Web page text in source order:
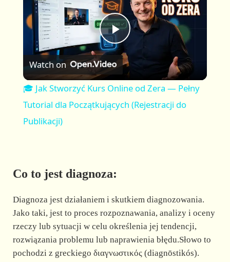
y
m
u
t
e
l
l
s
c
r
e
P
l
a
i
d
Watch on
🎓 Jak Stworzyć Kurs Online od Zera — Pełny
Tutorial dla Początkujących (Rejestracji do
Publikacji)
Co to jest diagnoza:
Diagnoza jest działaniem i skutkiem diagnozowania.
Jako taki, jest to proces rozpoznawania, analizy i oceny
rzeczy lub sytuacji w celu określenia jej tendencji,
rozwiązania problemu lub naprawienia błędu.Słowo to
pochodzi z greckiego διαγνωστικός (diagnōstikós).